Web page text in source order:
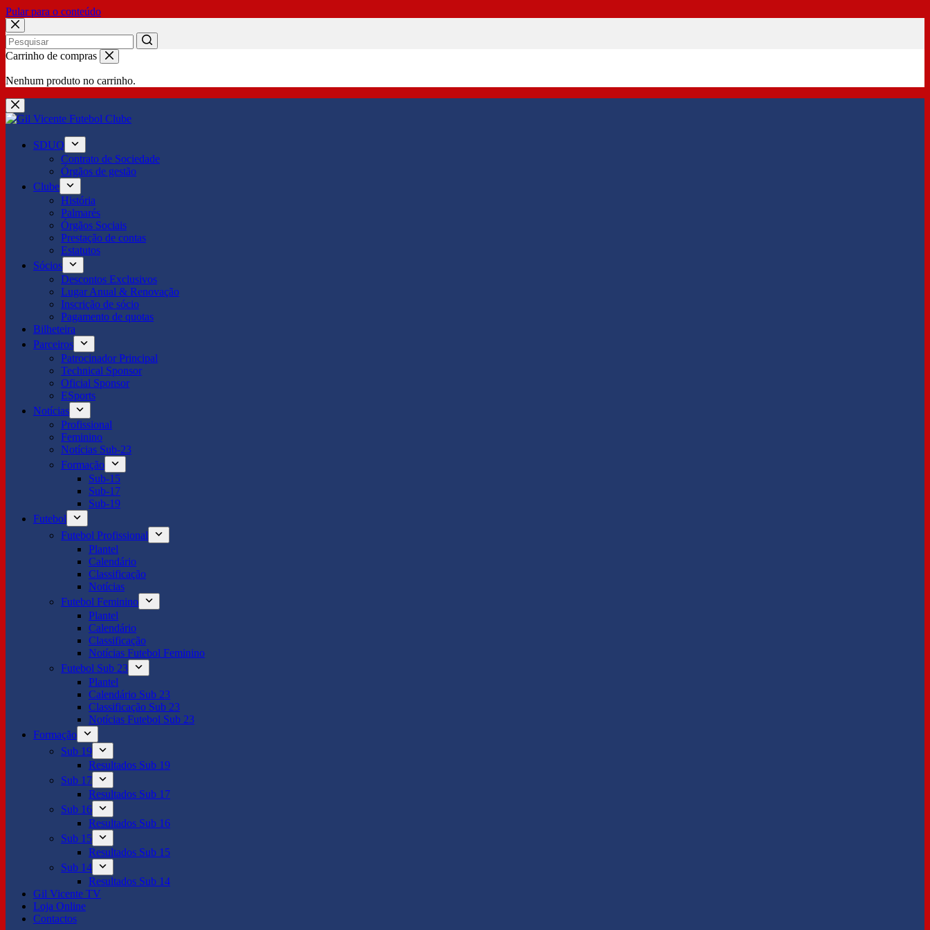
Pular para o conteúdo
No
Carrinho de compras
Nenhum produto no carrinho.
SDUQ
Contrato de Sociedade
Órgãos de gestão
Clube
História
Palmarés
Órgãos Sociais
Prestação de contas
Estatutos
Sócios
Descontos Exclusivos
Lugar Anual & Renovação
Inscrição de sócio
Pagamento de quotas
Bilheteira
Parceiros
Patrocinador Principal
Technical Sponsor
Oficial Sponsor
ESports
Notícias
Profissional
Feminino
Notícias Sub-23
Formação
Sub-15
Sub-17
Sub-19
Futebol
Futebol Profissional
Plantel
Calendário
Classificação
Notícias
Futebol Feminino
Plantel
Calendário
Classificação
Notícias Futebol Feminino
Futebol Sub 23
Plantel
Calendário Sub 23
Classificação Sub 23
Notícias Futebol Sub 23
Formação
Sub 19
Resultados Sub 19
Sub 17
Resultados Sub 17
Sub 16
Resultados Sub 16
Sub 15
Resultados Sub 15
Sub 14
Resultados Sub 14
Gil Vicente TV
Loja Online
Contactos